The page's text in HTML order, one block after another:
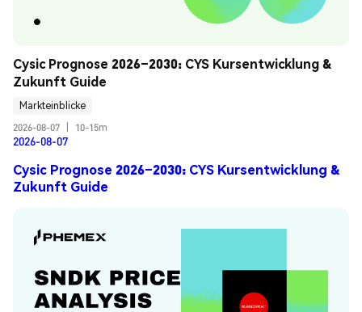
Cysic Prognose 2026–2030: CYS Kursentwicklung &
Zukunft Guide
Markteinblicke
2026-08-07
10-15m
2026-08-07
Cysic Prognose 2026–2030: CYS Kursentwicklung &
Zukunft Guide